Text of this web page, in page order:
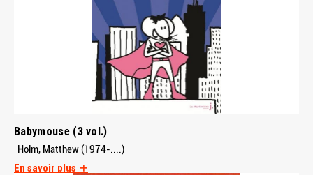
Babymouse (3 vol.)
Holm, Matthew (1974-....)
En savoir plus